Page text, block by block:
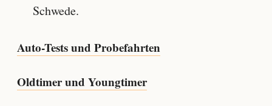
Schwede.
Auto-Tests und Probefahrten
Oldtimer und Youngtimer